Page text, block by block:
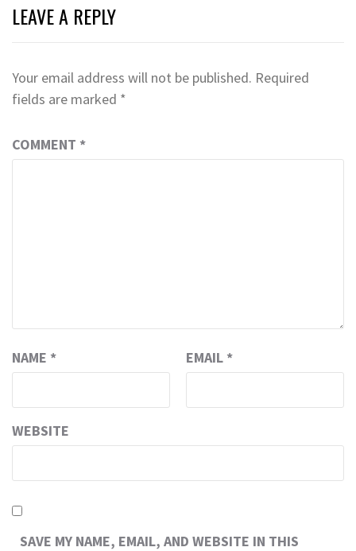
LEAVE A REPLY
Your email address will not be published. Required
fields are marked *
COMMENT *
NAME * EMAIL *
WEBSITE
SAVE MY NAME, EMAIL, AND WEBSITE IN THIS